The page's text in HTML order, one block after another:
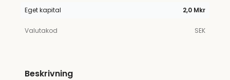
Eget kapital 2,0 Mkr
Valutakod SEK
Beskrivning